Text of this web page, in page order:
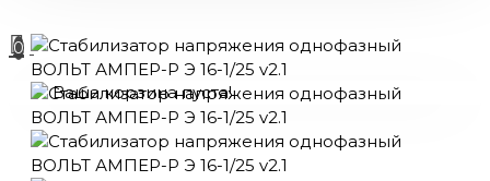
0
Ваша корзина пуста!